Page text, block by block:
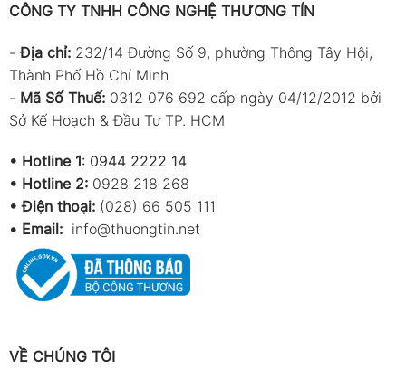
CÔNG TY TNHH CÔNG NGHỆ THƯƠNG TÍN
-Địa chỉ: 232/14 Đường Số 9, phường Thông Tây Hội,
Thành Phố Hồ Chí Minh
- Mã Số Thuế: 0312 076 692 cấp ngày 04/12/2012 bởi
Sở Kế Hoạch & Đầu Tư TP. HCM
• Hotline 1: 0944 2222 14
• Hotline 2: 0928 218 268
• Điện thoại: (028) 66 505 111
• Email: info@thuongtin.net
VỀ CHÚNG TÔI